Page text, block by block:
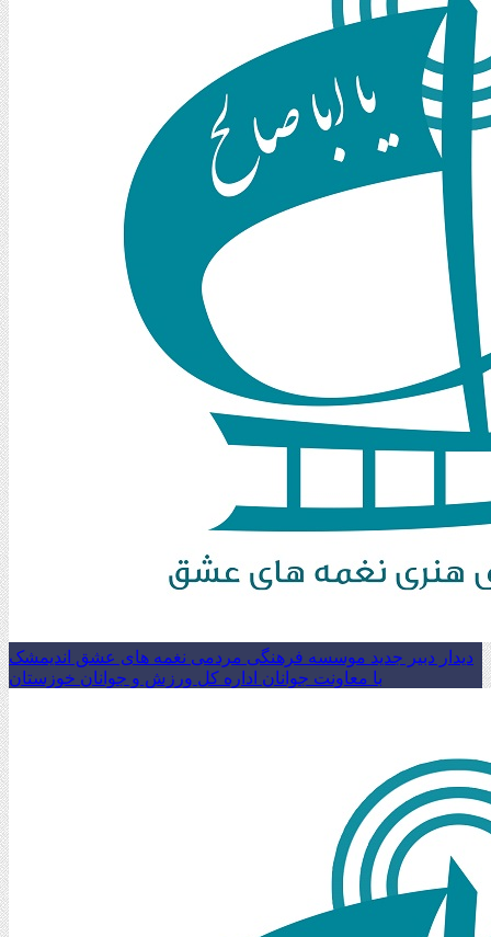
دیدار دبیر جدید موسسه فرهنگی مردمی نغمه های عشق اندیمشک
با معاونت جوانان اداره کل ورزش و جوانان خوزستان